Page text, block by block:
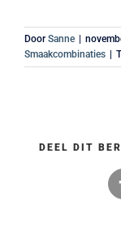
Door Sanne
Smaakcombinaties
DEEL DIT